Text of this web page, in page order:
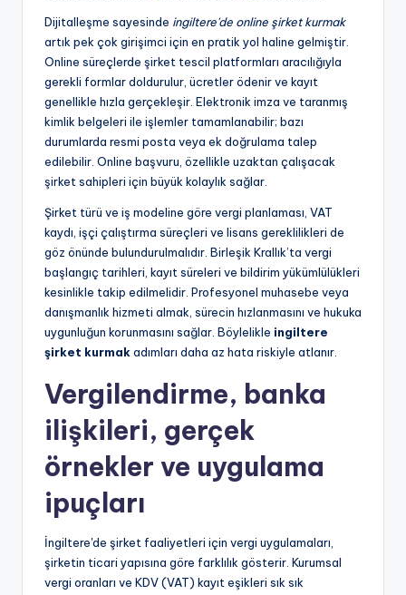
Dijitalleşme sayesinde ingiltere'de online şirket kurmak
artık pek çok girişimci için en pratik yol haline gelmiştir.
Online süreçlerde şirket tescil platformları aracılığıyla
gerekli formlar doldurulur, ücretler ödenir ve kayıt
genellikle hızla gerçekleşir. Elektronik imza ve taranmış
kimlik belgeleri ile işlemler tamamlanabilir; bazı
durumlarda resmi posta veya ek doğrulama talep
edilebilir. Online başvuru, özellikle uzaktan çalışacak
şirket sahipleri için büyük kolaylık sağlar.
Şirket türü ve iş modeline göre vergi planlaması, VAT
kaydı, işçi çalıştırma süreçleri ve lisans gereklilikleri de
göz önünde bulundurulmalıdır. Birleşik Krallık’ta vergi
başlangıç tarihleri, kayıt süreleri ve bildirim yükümlülükleri
kesinlikle takip edilmelidir. Profesyonel muhasebe veya
danışmanlık hizmeti almak, sürecin hızlanmasını ve hukuka
uygunluğun korunmasını sağlar. Böylelikle ingiltere
şirket kurmakadımları daha az hata riskiyle atlanır.
Vergilendirme, banka
ilişkileri, gerçek
örnekler ve uygulama
ipuçları
İngiltere'de şirket faaliyetleri için vergi uygulamaları,
şirketin ticari yapısına göre farklılık gösterir. Kurumsal
vergi oranları ve KDV (VAT) kayıt eşikleri sık sık